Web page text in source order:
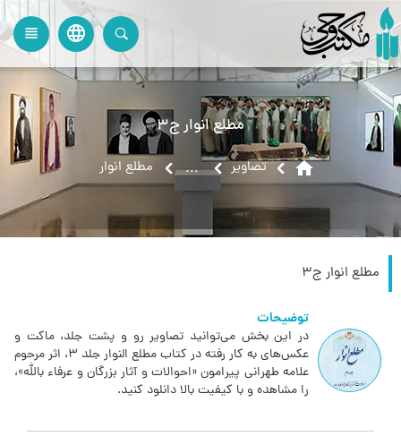
language
view_headline
مطلع انوار ج3
home تصاویر ... مطلع انوار
مطلع انوار ج3
توضیحات
در این بخش می‌توانید تصاویر رو و پشت جلد، ماکت و
عکس‌های به کار رفته در کتاب مطلع النوار جلد 3‏، اثر مرحوم
علامه طهرانی پیرامون «احوالات و آثار بزرگان و عرفاء بالله»،
را مشاهده و با کیفیت بالا دانلود کنید.